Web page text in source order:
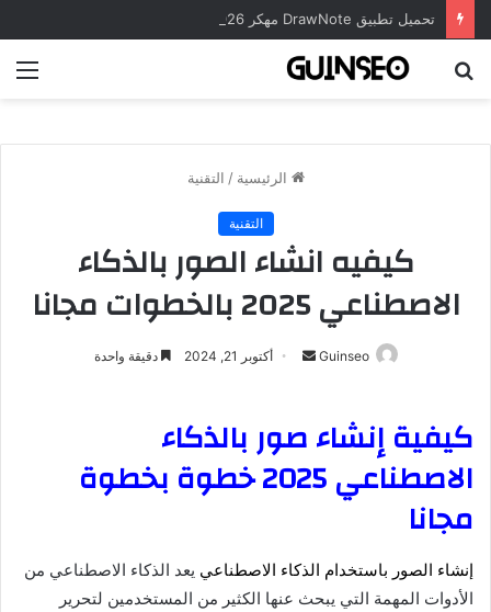
الرئيسية / التقنية
التقنية
كيفيه انشاء الصور بالذكاء
الاصطناعي 2025 بالخطوات مجانا
Guinseo
أرسلأكتوبر 21, 2024 دقيقة واحدة
كيفية إنشاء صور بالذكاء
الاصطناعي 2025 خطوة بخطوة
مجانا
إنشاء الصور باستخدام الذكاء الاصطناعي يعد الذكاء الاصطناعي من
الأدوات المهمة التي يبحث عنها الكثير من المستخدمين لتحرير